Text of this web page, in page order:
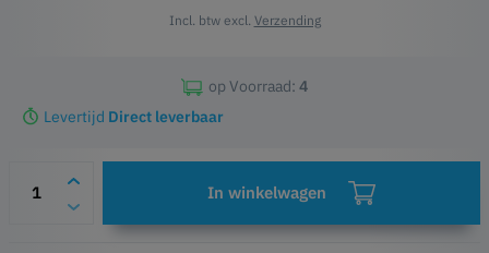
Incl. btw excl. Verzending
op Voorraad: 4
Levertijd Direct leverbaar
In winkelwagen